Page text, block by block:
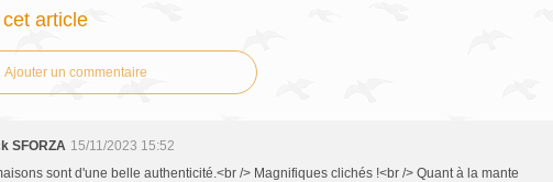
article
Ajouter un commentaire
SFORZA 15/11/2023 15:52
sont d'une belle authenticité.<br /> Magnifiques clichés !<br /> Quant à la mante